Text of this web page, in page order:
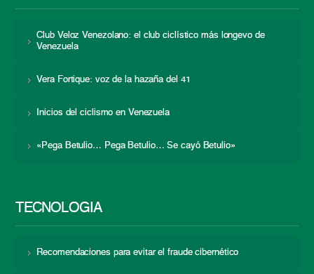
Club Veloz Venezolano: el club ciclístico más longevo de
Venezuela
Vera Fortique: voz de la hazaña del 41
Inicios del ciclismo en Venezuela
«Pega Betulio… Pega Betulio… Se cayó Betulio»
TECNOLOGÍA
Recomendaciones para evitar el fraude cibernético